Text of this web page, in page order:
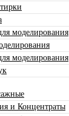
моделирования
моделирования
и Концентраты